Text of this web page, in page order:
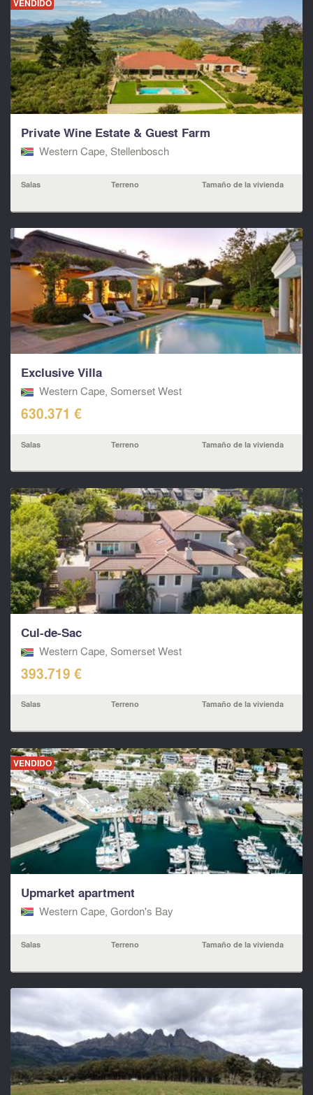
VENDIDO
Private Wine Estate & Guest Farm
Western Cape, Stellenbosch
Salas Terreno Tamaño de la vivienda
Exclusive Villa
Western Cape, Somerset West
630.371 €
Salas Terreno Tamaño de la vivienda
Cul-de-Sac
Western Cape, Somerset West
393.719 €
Salas Terreno Tamaño de la vivienda
VENDIDO
Upmarket apartment
Western Cape, Gordon's Bay
Salas Terreno Tamaño de la vivienda